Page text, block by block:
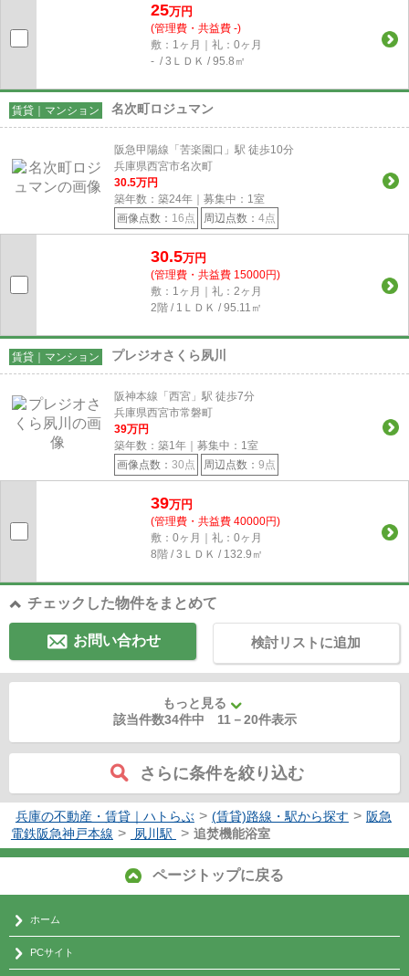
25万円
(管理費・共益費 -)
敷：1ヶ月｜礼：0ヶ月
- / 3ＬＤＫ / 95.8㎡
賃貸｜マンション 名次町ロジュマン
阪急甲陽線「苦楽園口」駅 徒歩10分
兵庫県西宮市名次町
30.5万円
築年数：築24年｜募集中： 1室
画像点数： 16点 周辺点数： 4点
30.5万円
(管理費・共益費 15000円)
敷：1ヶ月｜礼：2ヶ月
2階 / 1ＬＤＫ / 95.11㎡
賃貸｜マンション プレジオさくら夙川
阪神本線「西宮」駅 徒歩7分
兵庫県西宮市常磐町
39万円
築年数：築1年｜募集中： 1室
画像点数： 30点 周辺点数： 9点
39万円
(管理費・共益費 40000円)
敷：0ヶ月｜礼：0ヶ月
8階 / 3ＬＤＫ / 132.9㎡
チェックした物件をまとめて
お問い合わせ 検討リストに追加
もっと見る
該当件数34件中 11 －20件表示
さらに条件を絞り込む
兵庫の不動産・賃貸｜ハトらぶ > (賃貸)路線・駅から探す > 阪急
電鉄阪急神戸本線 > 夙川駅 > 追焚機能浴室
ページトップに戻る
ホーム
PCサイト